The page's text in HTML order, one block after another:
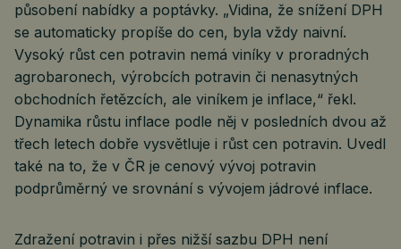
působení nabídky a poptávky. „Vidina, že snížení DPH
se automaticky propíše do cen, byla vždy naivní.
Vysoký růst cen potravin nemá viníky v proradných
agrobaronech, výrobcích potravin či nenasytných
obchodních řetězcích, ale viníkem je inflace,“ řekl.
Dynamika růstu inflace podle něj v posledních dvou až
třech letech dobře vysvětluje i růst cen potravin. Uvedl
také na to, že v ČR je cenový vývoj potravin
podprůměrný ve srovnání s vývojem jádrové inflace.
Zdražení potravin i přes nižší sazbu DPH není